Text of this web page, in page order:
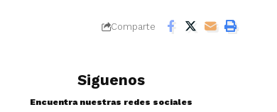
Comparte
Siguenos
Encuentra nuestras redes sociales